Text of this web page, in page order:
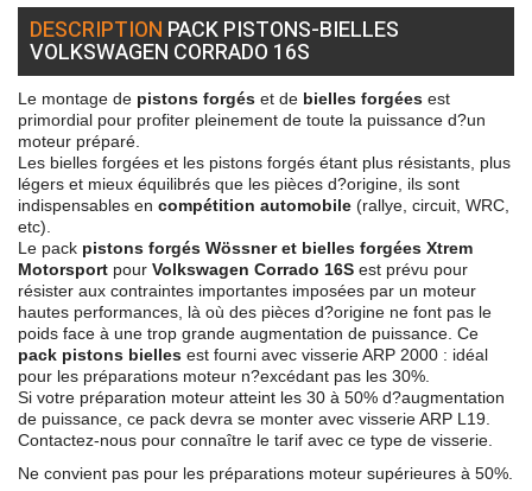
DESCRIPTION PACK PISTONS-BIELLES
VOLKSWAGEN CORRADO 16S
Le montage de pistons forgés et de bielles forgées est
primordial pour profiter pleinement de toute la puissance d?un
moteur préparé.
Les bielles forgées et les pistons forgés étant plus résistants, plus
légers et mieux équilibrés que les pièces d?origine, ils sont
indispensables en compétition automobile (rallye, circuit, WRC,
etc).
Le pack pistons forgés Wössner et bielles forgées Xtrem
Motorsport pour Volkswagen Corrado 16S est prévu pour
résister aux contraintes importantes imposées par un moteur
hautes performances, là où des pièces d?origine ne font pas le
poids face à une trop grande augmentation de puissance. Ce
pack pistons bielles est fourni avec visserie ARP 2000 : idéal
pour les préparations moteur n?excédant pas les 30%.
Si votre préparation moteur atteint les 30 à 50% d?augmentation
de puissance, ce pack devra se monter avec visserie ARP L19.
Contactez-nous pour connaître le tarif avec ce type de visserie.
Ne convient pas pour les préparations moteur supérieures à 50%.